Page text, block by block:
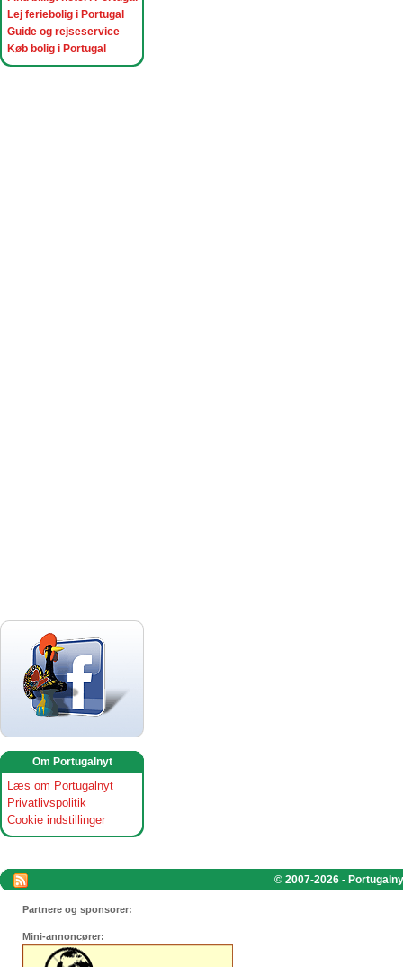
Lej feriebolig i Portugal
Guide og rejseservice
Køb bolig i Portugal
Om Portugalnyt
Læs om Portugalnyt
Privatlivspolitik
Cookie indstillinger
© 2007-2026 -
Partnere og sponsorer:
Mini-annoncører: